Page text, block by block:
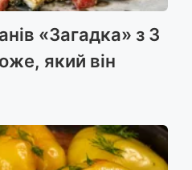
«Загадка» з 3
який він